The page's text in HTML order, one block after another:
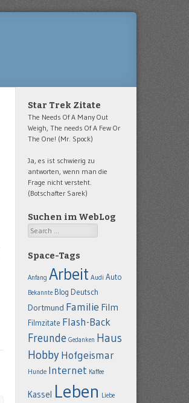
Star Trek Zitate
The Needs Of A Many Out
Weigh, The needs Of A Few Or
The One! (Mr. Spock)
Ja, es ist schwierig zu
antworten, wenn man die
Frage nicht versteht.
(Botschafter Sarek)
Suchen im WebLog
Search
Space-Tags
Anfang Arbeit Audi Auto
Bekannte Blog Deutsch
Dortmund Familie Film
Filmzitate Flash-Back
Freunde Gedanken Haus
HobbyHofgeismar
Hunde Internet Kaffee
Kassel Leben Liebe